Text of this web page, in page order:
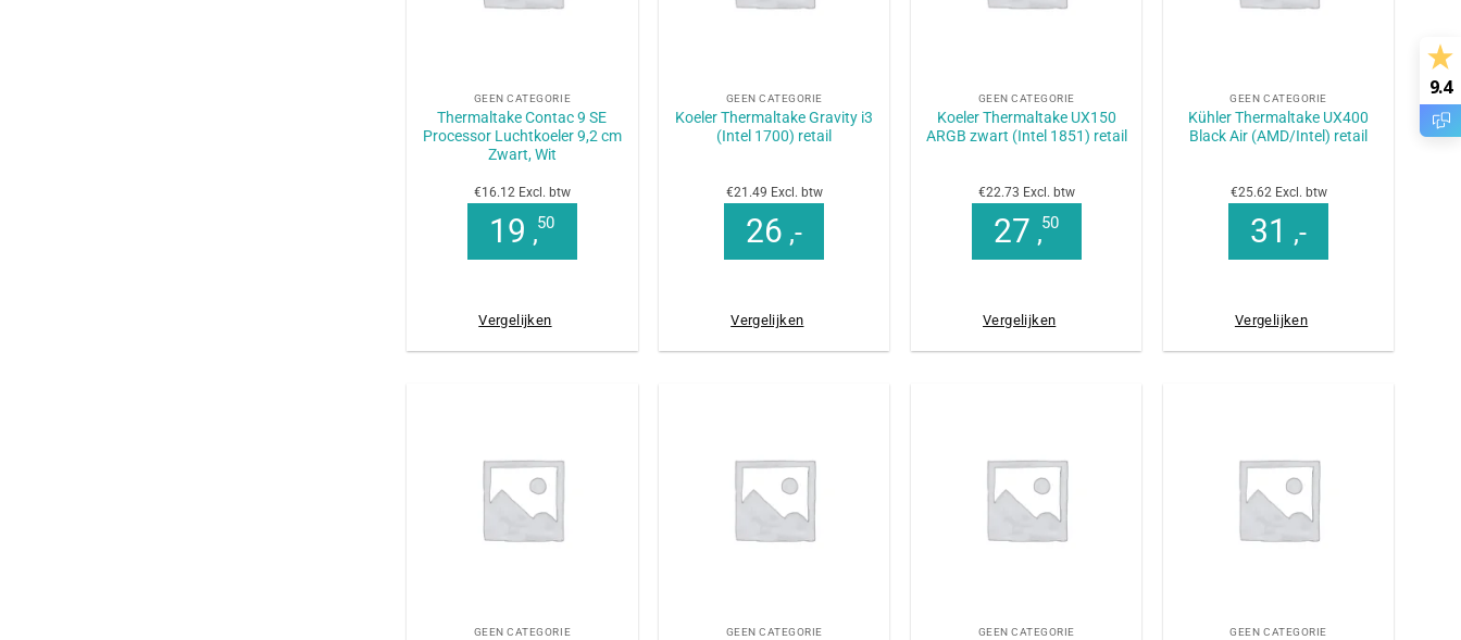
9.4
GEEN CATEGORIE
Thermaltake Contac 9 SE
Processor Luchtkoeler 9,2 cm
Zwart, Wit
€16.12 Excl. btw
19 ,50
Vergelijken
GEEN CATEGORIE
Koeler Thermaltake Gravity i3
(Intel 1700) retail
€21.49 Excl. btw
26 ,-
Vergelijken
GEEN CATEGORIE
Koeler Thermaltake UX150
ARGB zwart (Intel 1851) retail
€22.73 Excl. btw
27 ,50
Vergelijken
GEEN CATEGORIE
Kühler Thermaltake UX400
Black Air (AMD/Intel) retail
€25.62 Excl. btw
31 ,-
Vergelijken
GEEN CATEGORIE GEEN CATEGORIE GEEN CATEGORIE GEEN CATEGORIE